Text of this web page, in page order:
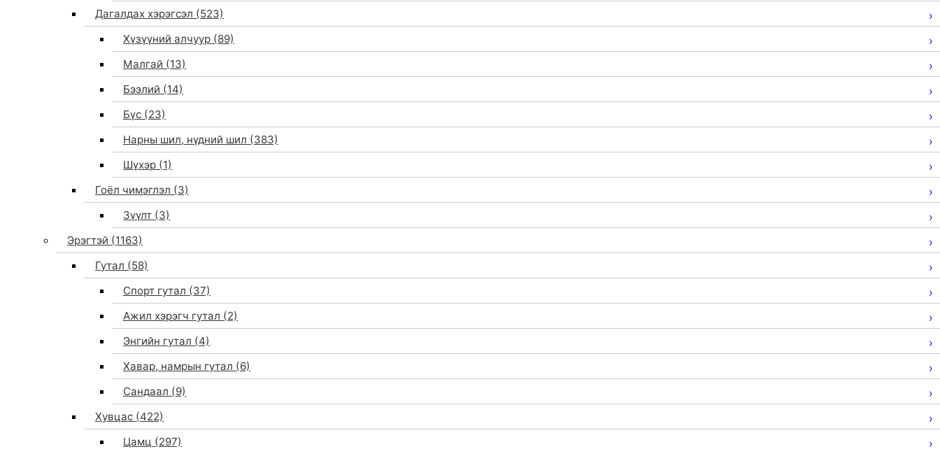
Дагалдах хэрэгсэл (523)
Хүзүүний алчуур (89)
Малгай (13)
Бээлий (14)
Бүс (23)
Нарны шил, нүдний шил (383)
Шүхэр (1)
Гоёл чимэглэл (3)
Зүүлт (3)
Эрэгтэй (1163)
Гутал (58)
Спорт гутал (37)
Ажил хэрэгч гутал (2)
Энгийн гутал (4)
Хавар, намрын гутал (6)
Сандаал (9)
Хувцас (422)
Цамц (297)